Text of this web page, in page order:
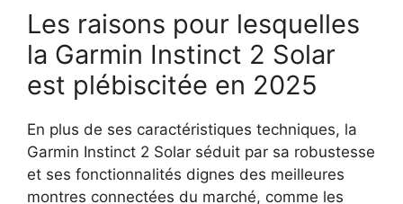
Les raisons pour lesquelles
la Garmin Instinct 2 Solar
est plébiscitée en 2025
En plus de ses caractéristiques techniques, la
Garmin Instinct 2 Solar séduit par sa robustesse
et ses fonctionnalités dignes des meilleures
montres connectées du marché, comme les